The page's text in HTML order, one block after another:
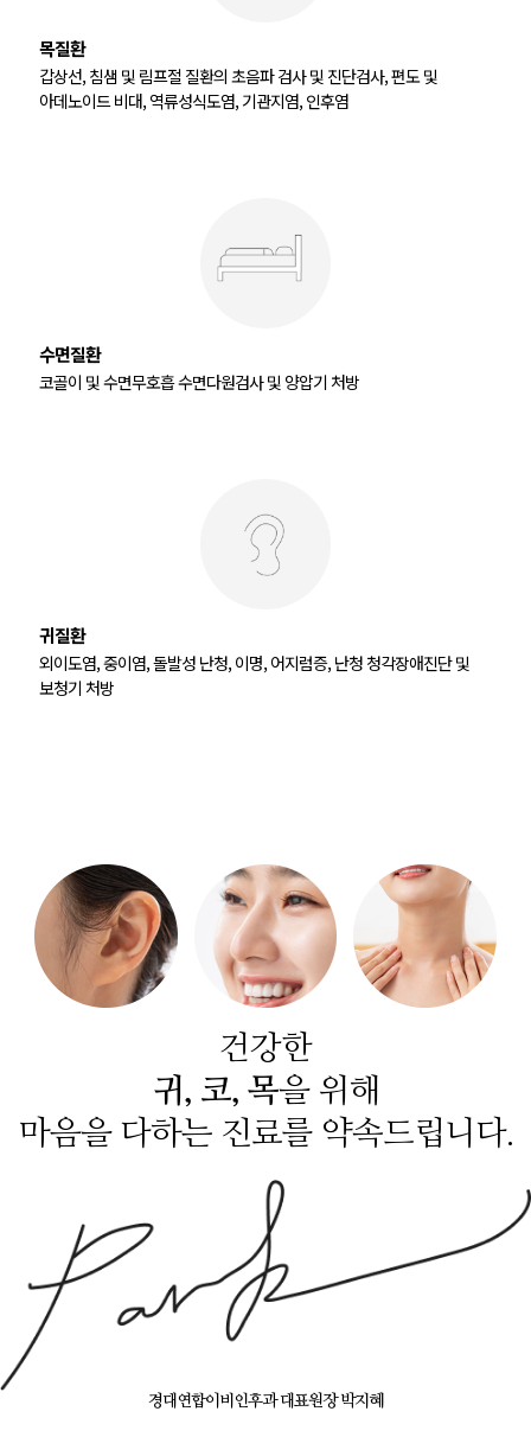
목질환
갑상선, 침샘 및 림프절 질환의 초음파 검사 및 진단검사, 편도 및
아데노이드 비대, 역류성식도염, 기관지염, 인후염
수면질환
코골이 및 수면무호흡 수면다원검사 및 양압기 처방
귀질환
외이도염, 중이염, 돌발성 난청, 이명, 어지럼증, 난청 청각장애진단 및
보청기 처방
건강한
귀, 코, 목을 위해
마음을 다하는 진료를 약속드립니다.
경대연합이비인후과 대표원장 박지혜